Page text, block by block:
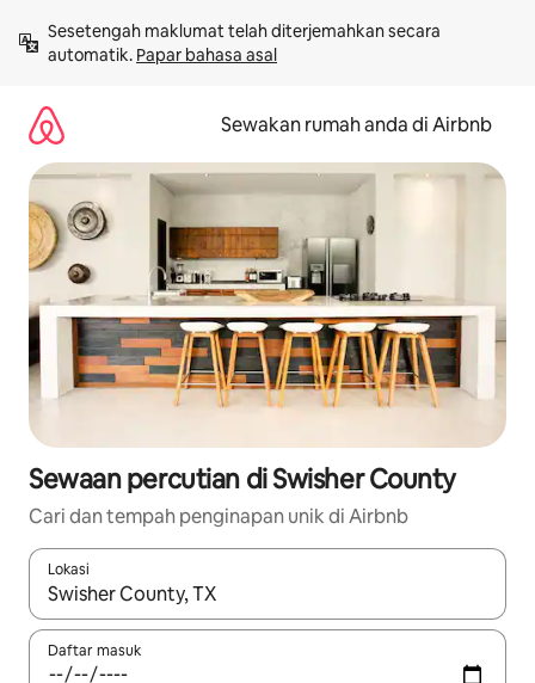
kandungan
Sesetengah maklumat telah diterjemahkan secara
automatik. Papar bahasa asal
Sewakan rumah anda di Airbnb
Sewaan percutian di Swisher County
Cari dan tempah penginapan unik di Airbnb
Lokasi
Apabila hasil tersedia, navigasi dengan kekunci anak panah
Daftar masuk